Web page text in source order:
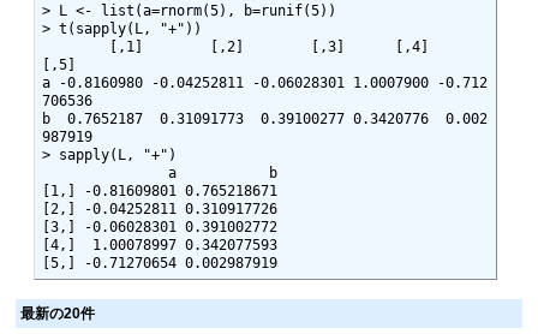
> L <- list(a=rnorm(5), b=runif(5))
> t(sapply(L, "+"))
[,5]
a -0.8160980 -0.04252811 -0.06028301 1.0007900 -0.712
706536
b  0.7652187  0.31091773  0.39100277 0.3420776  0.002
987919
> sapply(L, "+")
[1,] -0.81609801 0.765218671
[2,] -0.04252811 0.310917726
[3,] -0.06028301 0.391002772
[4,]  1.00078997 0.342077593
[5,] -0.71270654 0.002987919
最新の20件